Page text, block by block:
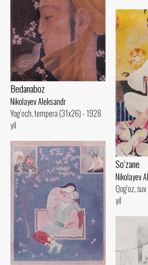
Bedanaboz
Nikolayev Aleksandr
Yog‘och, tempera (31x26) - 1928
yil
So‘zane
Nikolayev
Qog‘oz,
yil